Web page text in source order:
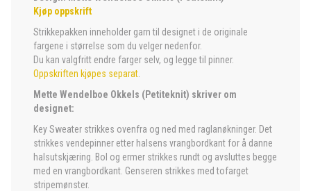
Kjøp oppskrift
Strikkepakken inneholder garn til designet i de originale
fargene i størrelse som du velger nedenfor.
Du kan valgfritt endre farger selv, og legge til pinner.
Oppskriften kjøpes separat
Mette Wendelboe Okkels (Petiteknit) skriver om
designet:
Key Sweater strikkes ovenfra og ned med raglanøkninger. Det
strikkes vendepinner etter halsens vrangbordkant for å danne
halsutskjæring. Bol og ermer strikkes rundt og avsluttes begge
med en vrangbordkant. Genseren strikkes med tofarget
stripemønster.